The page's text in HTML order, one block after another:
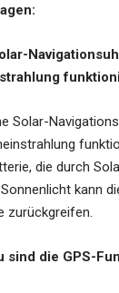
Solar-
die durch
kann
zurückgreifen.
sind die GPS-